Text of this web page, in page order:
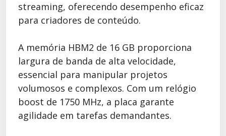
streaming, oferecendo desempenho eficaz
para criadores de conteúdo.
A memória HBM2 de 16 GB proporciona
largura de banda de alta velocidade,
essencial para manipular projetos
volumosos e complexos. Com um relógio
boost de 1750 MHz, a placa garante
agilidade em tarefas demandantes.